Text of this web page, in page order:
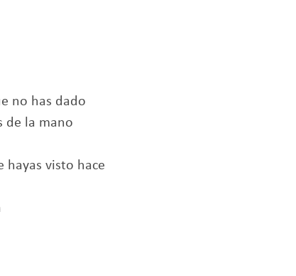
no has dado
de la mano
hayas visto hace